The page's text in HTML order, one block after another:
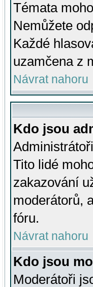
Témata
Nemůžete
Každé
uzamčena z
Návrat nahoru
Kdo jsou
Tito lidé
zakazování
moderátorů,
fóru.
Návrat nahoru
Kdo jsou
Moderátoři